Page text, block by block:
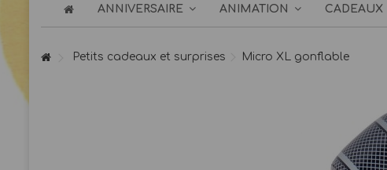
ANNIVERSAIRE ANIMATION CADEAUX
Petits cadeaux et surprises Micro XL gonflable